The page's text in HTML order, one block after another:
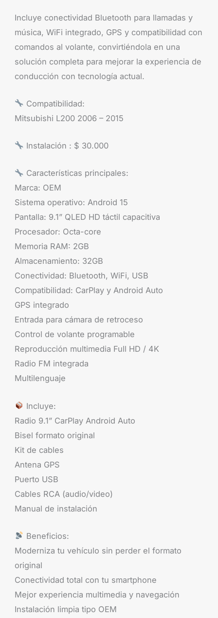
Incluye conectividad Bluetooth para llamadas y
música, WiFi integrado, GPS y compatibilidad con
comandos al volante, convirtiéndola en una
solución completa para mejorar la experiencia de
conducción con tecnología actual.
Compatibilidad:
Mitsubishi L200 2006 – 2015
Instalación : $ 30.000
Características principales:
Marca: OEM
Sistema operativo: Android 15
Pantalla: 9.1” QLED HD táctil capacitiva
Procesador: Octa-core
Memoria RAM: 2GB
Almacenamiento: 32GB
Conectividad: Bluetooth, WiFi, USB
Compatibilidad: CarPlay y Android Auto
GPS integrado
Entrada para cámara de retroceso
Control de volante programable
Reproducción multimedia Full HD / 4K
Radio FM integrada
Multilenguaje
Incluye:
Radio 9.1” CarPlay Android Auto
Bisel formato original
Kit de cables
Antena GPS
Puerto USB
Cables RCA (audio/video)
Manual de instalación
Beneficios:
Moderniza tu vehículo sin perder el formato
original
Conectividad total con tu smartphone
Mejor experiencia multimedia y navegación
Instalación limpia tipo OEM